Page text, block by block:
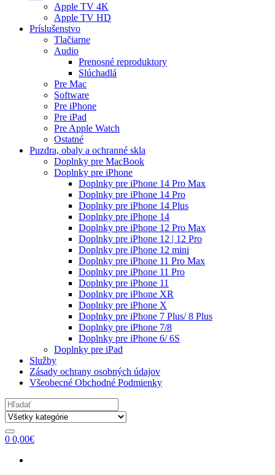
Apple TV 4K
Apple TV HD
Príslušenstvo
Tlačiarne
Audio
Prenosné reproduktory
Slúchadlá
Pre Mac
Software
Pre iPhone
Pre iPad
Pre Apple Watch
Ostatné
Puzdra, obaly a ochranné skla
Doplnky pre MacBook
Doplnky pre iPhone
Doplnky pre iPhone 14 Pro Max
Doplnky pre iPhone 14 Pro
Doplnky pre iPhone 14 Plus
Doplnky pre iPhone 14
Doplnky pre iPhone 12 Pro Max
Doplnky pre iPhone 12 | 12 Pro
Doplnky pre iPhone 12 mini
Doplnky pre iPhone 11 Pro Max
Doplnky pre iPhone 11 Pro
Doplnky pre iPhone 11
Doplnky pre iPhone XR
Doplnky pre iPhone X
Doplnky pre iPhone 7 Plus/ 8 Plus
Doplnky pre iPhone 7/8
Doplnky pre iPhone 6/ 6S
Doplnky pre iPad
Služby
Zásady ochrany osobných údajov
Všeobecné Obchodné Podmienky
Search
for:
0 0,00€